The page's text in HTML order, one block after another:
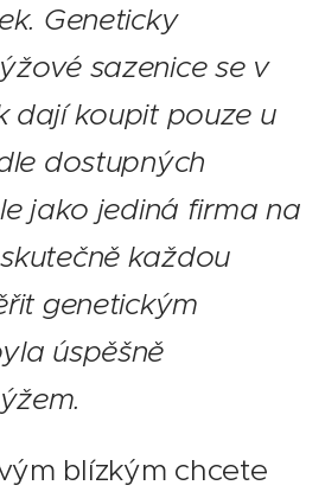
Geneticky
sazenice se v
dají koupit pouze u
dostupných
jako jediná firma na
každou
genetickým
úspěšně
blízkým chcete